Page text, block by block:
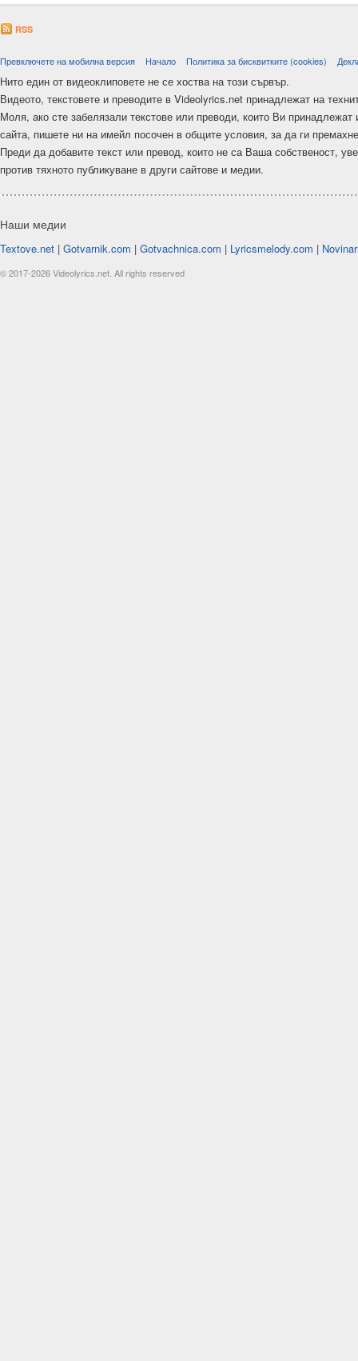
RSS
Превключете на мобилна версия Начало Политика за бисквитките (cookies)
Нито един от видеоклиповете не се хоства на този сървър.
Видеото, текстовете и преводите в Videolyrics.net принадлежат на
Моля, ако сте забелязали текстове или преводи, които Ви
сайта, пишете ни на имейл посочен в общите условия, за да ги
Преди да добавите текст или превод, които не са Ваша собственост,
против тяхното публикуване в други сайтове и медии.
Наши медии
Textove.net | Gotvarnik.com | Gotvachnica.com | Lyricsmelody.com |
© 2017-2026 Videolyrics.net. All rights reserved